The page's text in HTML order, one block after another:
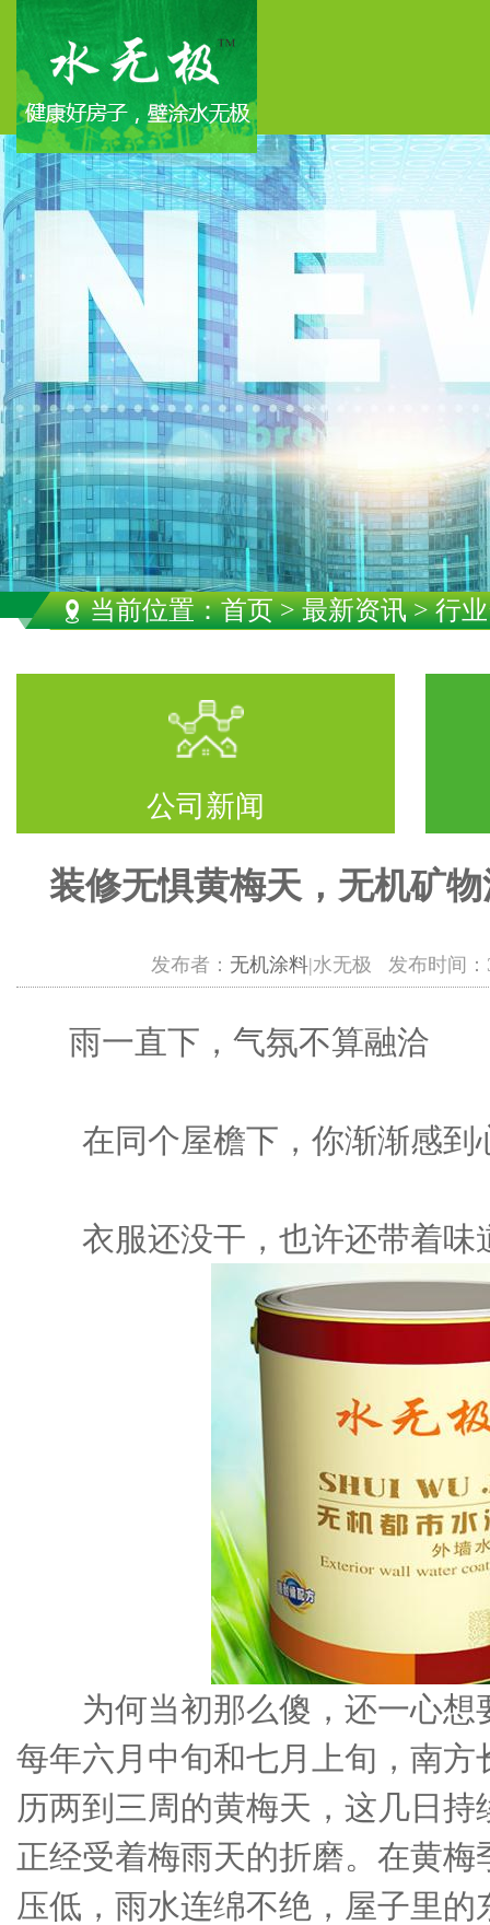
当前位置：首页>最新资讯> 行
公司新闻
装修无惧黄梅天，无机矿
发布者： 无机涂料|水无极 发布时间：
雨一直下，气氛不算融洽
在同个屋檐下，你渐渐感到
衣服还没干，也许还带着味
为何当初那么傻，还一心想
每年六月中旬和七月上旬，南
历两到三周的黄梅天，这几日
正经受着梅雨天的折磨。在黄
压低，雨水连绵不绝，屋子里